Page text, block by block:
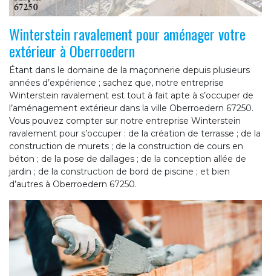
Winterstein ravalement pour aménager votre
extérieur à Oberroedern
Étant dans le domaine de la maçonnerie depuis plusieurs
années d’expérience ; sachez que, notre entreprise
Winterstein ravalement est tout à fait apte à s’occuper de
l’aménagement extérieur dans la ville Oberroedern 67250.
Vous pouvez compter sur notre entreprise Winterstein
ravalement pour s’occuper : de la création de terrasse ; de la
construction de murets ; de la construction de cours en
béton ; de la pose de dallages ; de la conception allée de
jardin ; de la construction de bord de piscine ; et bien
d’autres à Oberroedern 67250.